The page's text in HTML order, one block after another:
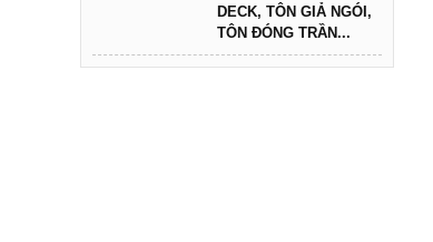
DECK, TÔN GIẢ NGÓI,
TÔN ĐÓNG TRẦN...